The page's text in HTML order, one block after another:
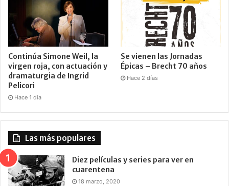
Continúa Simone Weil, la
virgen roja, con actuación y
dramaturgia de Ingrid
Pelicori
Hace 1 día
Se vienen las Jornadas
Épicas – Brecht 70 años
Hace 2 días
Las más populares
Diez películas y series para ver en
cuarentena
18 marzo, 2020